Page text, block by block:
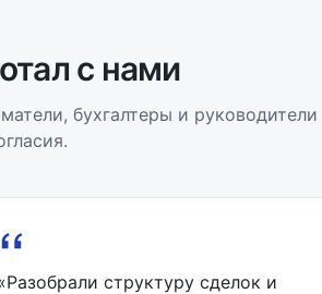
с нами
бухгалтеры и руководители
структуру сделок и